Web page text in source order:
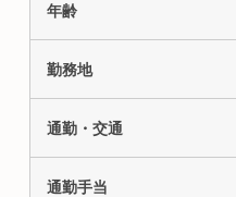
年齢
勤務地
通勤・交通
通勤手当